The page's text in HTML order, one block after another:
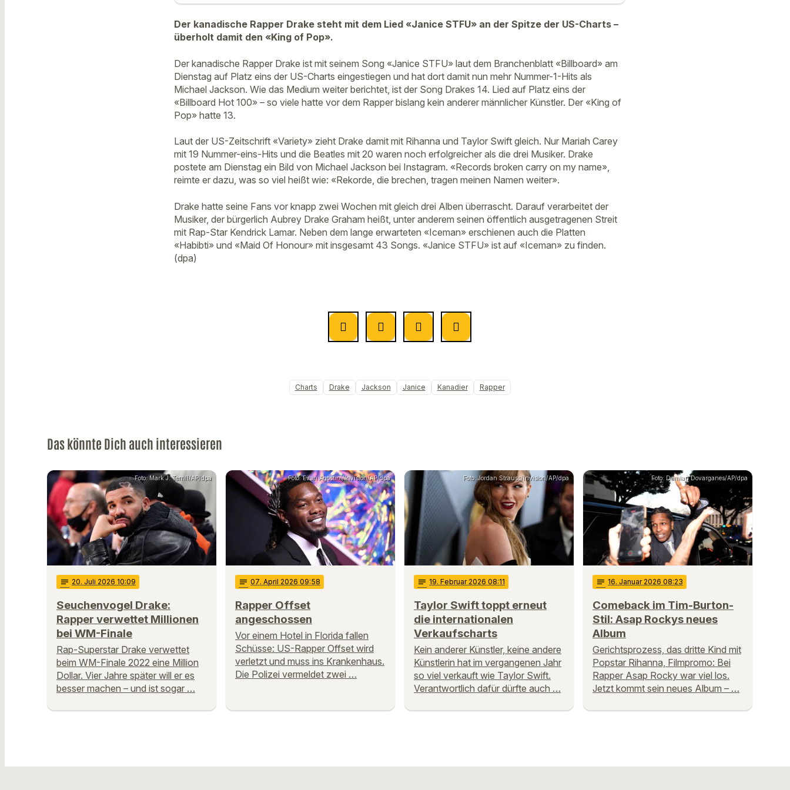
Der kanadische Rapper Drake steht mit dem Lied «Janice STFU» an der Spitze der US-Charts –
überholt damit den «King of Pop».
Der kanadische Rapper Drake ist mit seinem Song «Janice STFU» laut dem Branchenblatt «Billboard» am
Dienstag auf Platz eins der US-Charts eingestiegen und hat dort damit nun mehr Nummer-1-Hits als
Michael Jackson. Wie das Medium weiter berichtet, ist der Song Drakes 14. Lied auf Platz eins der
«Billboard Hot 100» – so viele hatte vor dem Rapper bislang kein anderer männlicher Künstler. Der «King of
Pop» hatte 13.
Laut der US-Zeitschrift «Variety» zieht Drake damit mit Rihanna und Taylor Swift gleich. Nur Mariah Carey
mit 19 Nummer-eins-Hits und die Beatles mit 20 waren noch erfolgreicher als die drei Musiker. Drake
postete am Dienstag ein Bild von Michael Jackson bei Instagram. «Records broken carry on my name»,
reimte er dazu, was so viel heißt wie: «Rekorde, die brechen, tragen meinen Namen weiter».
Drake hatte seine Fans vor knapp zwei Wochen mit gleich drei Alben überrascht. Darauf verarbeitet der
Musiker, der bürgerlich Aubrey Drake Graham heißt, unter anderem seinen öffentlich ausgetragenen Streit
mit Rap-Star Kendrick Lamar. Neben dem lange erwarteten «Iceman» erschienen auch die Platten
«Habibti» und «Maid Of Honour» mit insgesamt 43 Songs. «Janice STFU» ist auf «Iceman» zu finden.
(dpa)
Charts Drake Jackson Janice Kanadier Rapper
Das könnte Dich auch interessieren
Foto: Mark J. Terrill/AP/dpa
notes 20. Juli 2026 10:09
Seuchenvogel Drake:
Rapper verwettet Millionen
bei WM-Finale
Rap-Superstar Drake verwettet
beim WM-Finale 2022 eine Million
Dollar. Vier Jahre später will er es
besser machen – und ist sogar …
Foto: Evan Agostini/Invision/AP/dpa
notes 07. April 2026 09:58
Rapper Offset
angeschossen
Vor einem Hotel in Florida fallen
Schüsse: US-Rapper Offset wird
verletzt und muss ins Krankenhaus.
Die Polizei vermeldet zwei …
Foto: Jordan Strauss/Invision/AP/dpa
notes 19. Februar 2026 08:11
Taylor Swift toppt erneut
die internationalen
Verkaufscharts
Kein anderer Künstler, keine andere
Künstlerin hat im vergangenen Jahr
so viel verkauft wie Taylor Swift.
Verantwortlich dafür dürfte auch …
Foto: Damian Dovarganes/AP/dpa
notes 16. Januar 2026 08:23
Comeback im Tim-Burton-
Stil: Asap Rockys neues
Album
Gerichtsprozess, das dritte Kind mit
Popstar Rihanna, Filmpromo: Bei
Rapper Asap Rocky war viel los.
Jetzt kommt sein neues Album – …